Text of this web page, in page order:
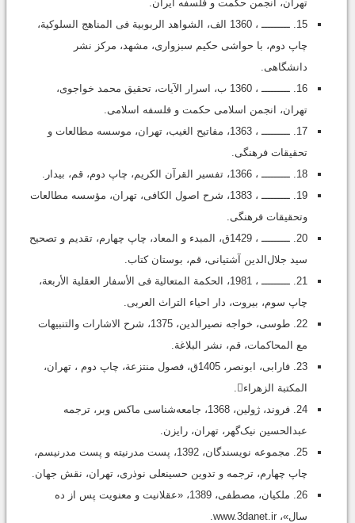
تهران، انجمن حکمت و فلسفه ایران.
15. ـــــــــ ، 1360 الف، الشواهد الربوبیة فی المناهج السلوکیة،
چاپ دوم، با حواشی حکیم سبزواری، مشهد، مرکز نشر
دانشگاهى‏‏.
16. ـــــــــ ، 1360 ب، اسرار الآیات، تحقیق محمد خواجوى،
تهران، انجمن اسلامی حکمت و فلسفه اسلامی.
17. ـــــــــ ، 1363، مفاتیح الغیب، تهران، موسسه مطالعات و
تحقیقات فرهنگى.
18. ـــــــــ ، 1366، تفسیر القرآن الکریم، چاپ دوم، قم، بیدار.
19. ـــــــــ ، 1383، شرح اصول الکافی، تهران، مؤسسه مطالعات
وتحقیقات فرهنگی‏.
20. ـــــــــ ، 1429ق، المبدء و المعاد، چاپ چهارم، تقدیم و تصحیح
سید جلال‌الدین آشتیانی، قم، بوستان کتاب.
21. ـــــــــ ، 1981، الحکمة المتعالیة فی الأسفار العقلیة الأربعة،
چاپ سوم، بیروت، دار احیاء التراث العربی.
22. طوسی، خواجه نصیرالدین، 1375، شرح الاشارات والتنبیهات
مع المحاکمات‏، قم، نشر البلاغة.
23. فارابی، ابونصر، 1405ق، فصول منتزعة، چاپ دوم ، تهران،
المکتبة الزهراء.
24. فروند، ژولین، 1368، جامعه‌شناسی ماکس وبر، ترجمه
عبدالحسین نیک‌گهر، تهران، رایزن.
25. مجموعه نویسندگان، 1392، پست مدرنیته و پست مدرنیسم،
چاپ چهارم، ترجمه و تدوین حسینعلی نوذری، تهران، نقش جهان.
26. ملکیان، مصطفی، 1389، «عقلانیت و معنویت پس از ده
سال»، www.3danet.ir.